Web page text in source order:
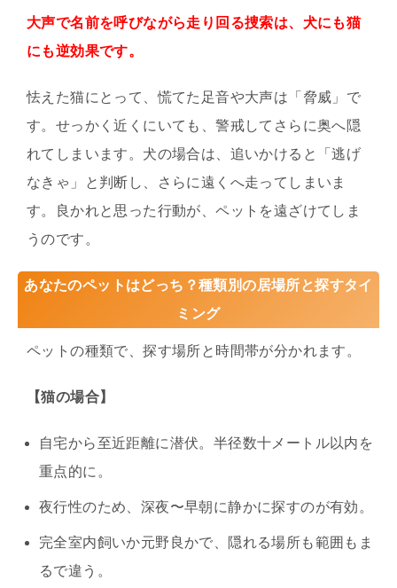
大声で名前を呼びながら走り回る捜索は、犬にも猫
にも逆効果です。
怯えた猫にとって、慌てた足音や大声は「脅威」で
す。せっかく近くにいても、警戒してさらに奥へ隠
れてしまいます。犬の場合は、追いかけると「逃げ
なきゃ」と判断し、さらに遠くへ走ってしまいま
す。良かれと思った行動が、ペットを遠ざけてしま
うのです。
あなたのペットはどっち？種類別の居場所と探すタイ
ミング
ペットの種類で、探す場所と時間帯が分かれます。
【猫の場合】
自宅から至近距離に潜伏。半径数十メートル以内を
重点的に。
夜行性のため、深夜〜早朝に静かに探すのが有効。
完全室内飼いか元野良かで、隠れる場所も範囲もま
るで違う。